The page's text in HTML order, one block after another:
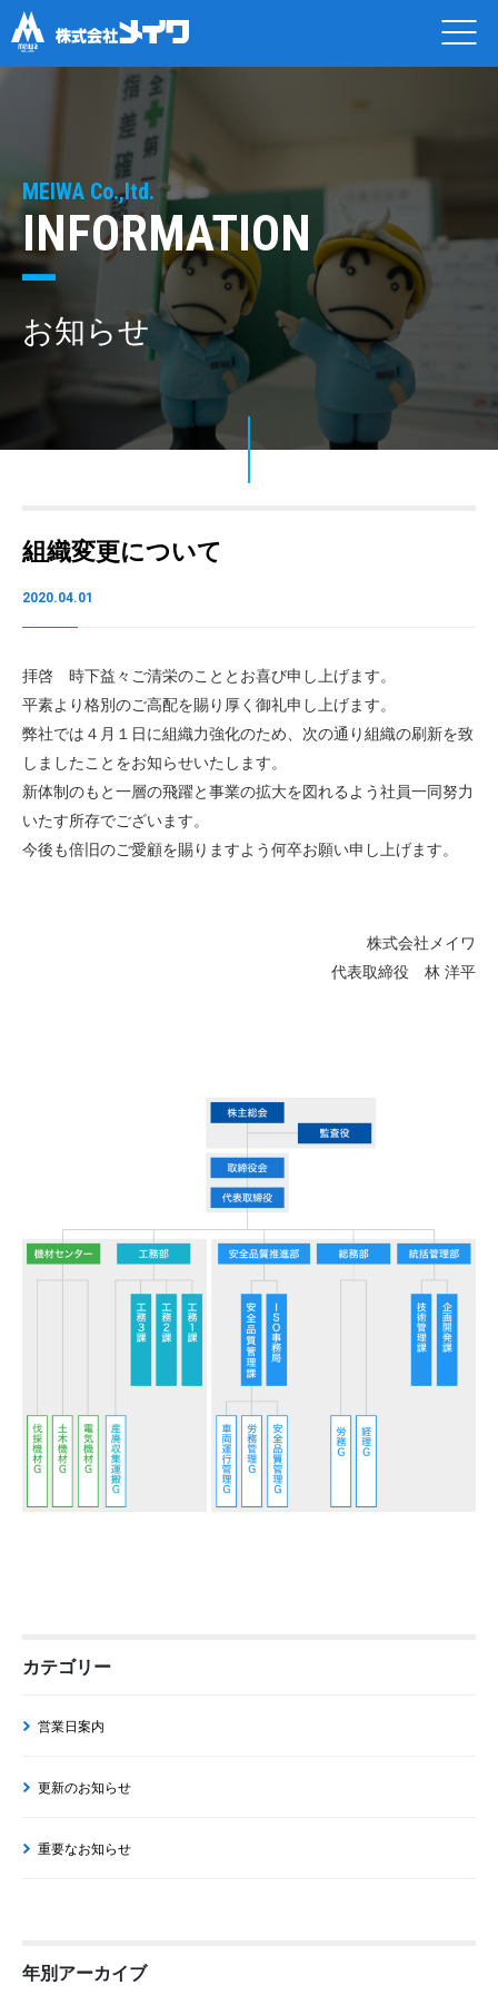
MEIWA Co.,ltd.
INFORMATION
お知らせ
組織変更について
2020.04.01
拝啓 時下益々ご清栄のこととお喜び申し上げます。
平素より格別のご高配を賜り厚く御礼申し上げます。
弊社では４月１日に組織力強化のため、次の通り組織の刷新を致
しましたことをお知らせいたします。
新体制のもと一層の飛躍と事業の拡大を図れるよう社員一同努力
いたす所存でございます。
今後も倍旧のご愛顧を賜りますよう何卒お願い申し上げます。
株式会社メイワ
代表取締役 林 洋平
カテゴリー
営業日案内
更新のお知らせ
重要なお知らせ
年別アーカイブ